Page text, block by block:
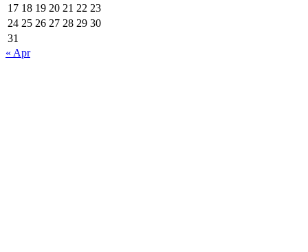
17 18 19 20 21 22 23
24 25 26 27 28 29 30
31
« Apr